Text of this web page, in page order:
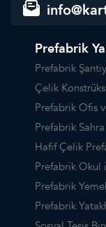
Prefabrik
Prefabrik
Çelik
Prefabrik Ofis
Prefabrik
Hafif Çelik
Prefabrik Okul
Prefabrik
Prefabrik